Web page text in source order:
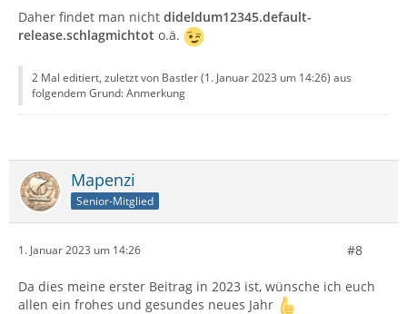
Daher findet man nicht dideldum12345.default-
release.schlagmichtot o.ä.
2 Mal editiert, zuletzt von Bastler (1. Januar 2023 um 14:26) aus
folgendem Grund: Anmerkung
Mapenzi
Senior-Mitglied
1. Januar 2023 um 14:26 #8
Da dies meine erster Beitrag in 2023 ist, wünsche ich euch
allen ein frohes und gesundes neues Jahr